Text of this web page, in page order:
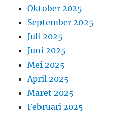
Oktober 2025
September 2025
Juli 2025
Juni 2025
Mei 2025
April 2025
Maret 2025
Februari 2025